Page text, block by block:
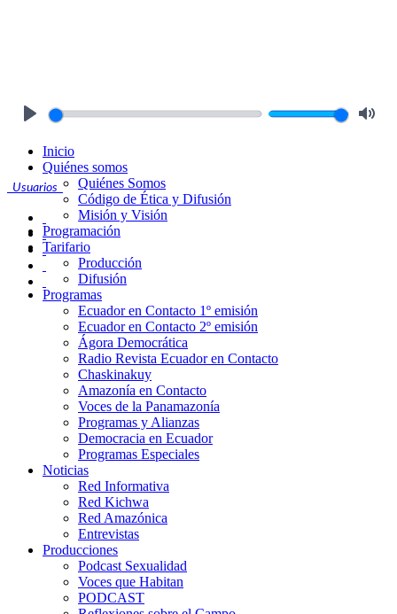
Usuarios
Inicio
Quiénes somos
Quiénes Somos
Código de Ética y Difusión
Misión y Visión
Programación
Tarifario
Producción
Difusión
Programas
Ecuador en Contacto 1º emisión
Ecuador en Contacto 2º emisión
Ágora Democrática
Radio Revista Ecuador en Contacto
Chaskinakuy
Amazonía en Contacto
Voces de la Panamazonía
Programas y Alianzas
Democracia en Ecuador
Programas Especiales
Noticias
Red Informativa
Red Kichwa
Red Amazónica
Entrevistas
Producciones
Podcast Sexualidad
Voces que Habitan
PODCAST